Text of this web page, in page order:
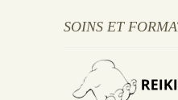
SOINS ET